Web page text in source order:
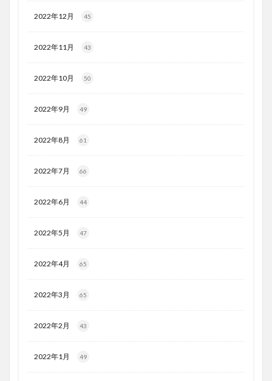
2022年12月 45
2022年11月 43
2022年10月 50
2022年9月 49
2022年8月 61
2022年7月 66
2022年6月 44
2022年5月 47
2022年4月 65
2022年3月 65
2022年2月 43
2022年1月 49